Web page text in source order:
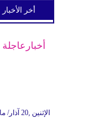
أخر الأخبار
أخبارعاجلة
14:55 2017 الإثنين ,20 آذار/ مارس